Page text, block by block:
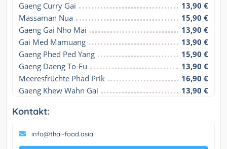
Gaeng Curry Gai
13,90 €
Massaman Nua
15,90 €
Gaeng Gai Nho Mai
13,90 €
Gai Med Mamuang
13,90 €
Gaeng Phed Ped Yang
15,90 €
Gaeng Daeng To-Fu
13,90 €
Meeresfrüchte Phad Prik
16,90 €
Gaeng Khew Wahn Gai
13,90 €
Kontakt:
info@thai-food.asia